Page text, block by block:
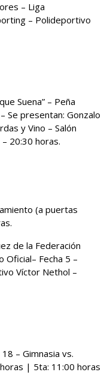
– Liga
– Polideportivo
Suena” – Peña
Se presentan: Gonzalo
y Vino – Salón
20:30 horas.
(a puertas
de la Federación
Oficial– Fecha 5 –
Víctor Nethol –
– Gimnasia vs.
| 5ta: 11:00 horas